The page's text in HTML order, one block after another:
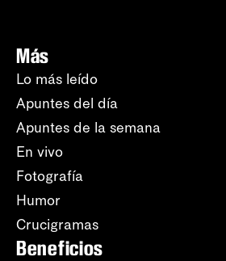
Más
Lo más leído
Apuntes del día
Apuntes de la semana
En vivo
Fotografía
Humor
Crucigramas
Beneficios